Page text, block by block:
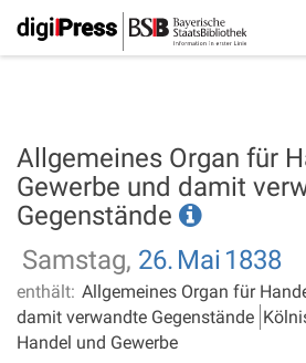
Allgemeines Organ für
Gewerbe und damit
Gegenstände
Samstag, 26. Mai 1838
enthält: Allgemeines Organ für
damit verwandte Gegenstände
Handel und Gewerbe